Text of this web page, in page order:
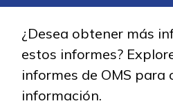
Estudiar
Programas
¿Desea obtener más
estos informes?
informes de OMS para
información.